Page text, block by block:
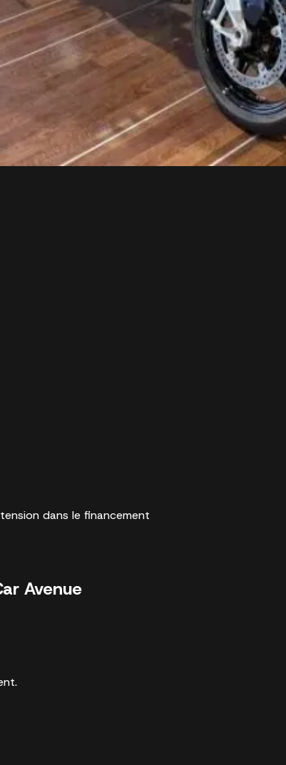
dans le financement
Avenue